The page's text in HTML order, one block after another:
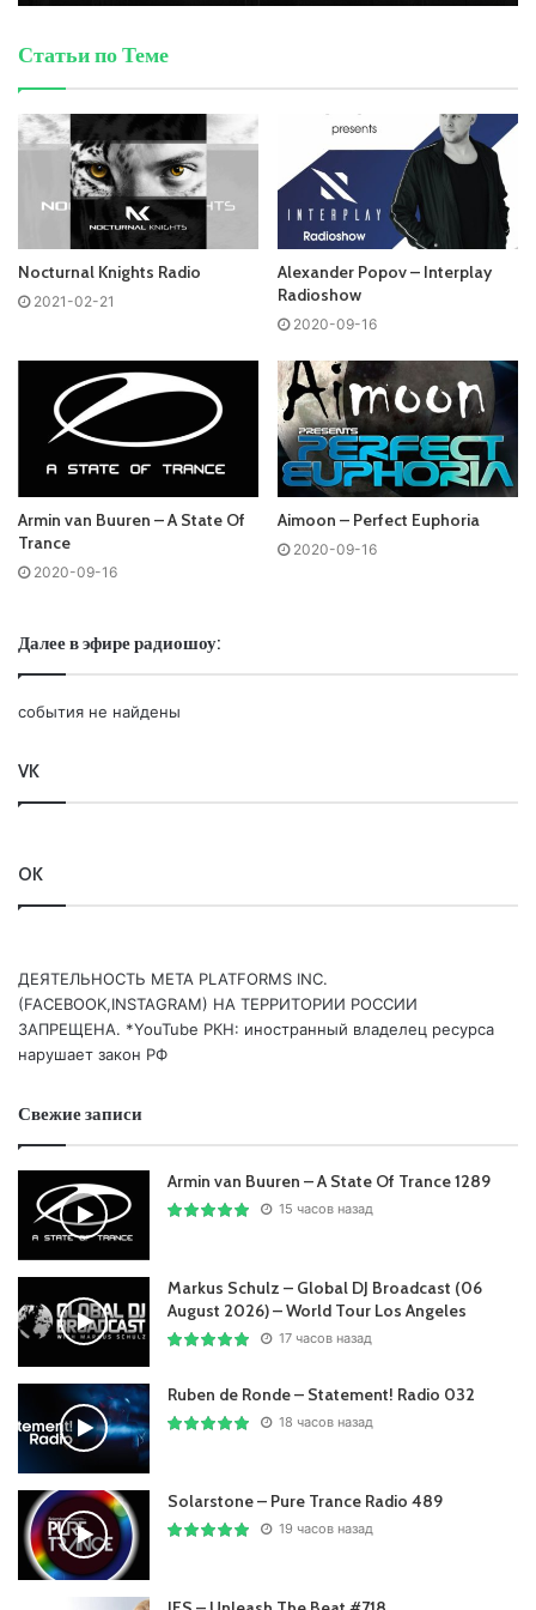
Пятница
Above & Beyond - Group Therapy
Запись выпусков
Статьи по Теме
Nocturnal Knights Radio
2021-02-21
Alexander Popov – Interplay
Radioshow
2020-09-16
Armin van Buuren – A State Of
Trance
2020-09-16
Aimoon – Perfect Euphoria
2020-09-16
Далее в эфире радиошоу:
события не найдены
VK
OK
ДЕЯТЕЛЬНОСТЬ МЕТА PLATFORMS INC.
(FACEBOOK,INSTAGRAM) НА ТЕРРИТОРИИ РОССИИ
ЗАПРЕЩЕНА. *YouTube РКН: иностранный владелец ресурса
нарушает закон РФ
Свежие записи
Armin van Buuren – A State Of Trance 1289
15 часов назад
Markus Schulz – Global DJ Broadcast (06
August 2026) – World Tour Los Angeles
17 часов назад
Ruben de Ronde – Statement! Radio 032
18 часов назад
Solarstone – Pure Trance Radio 489
19 часов назад